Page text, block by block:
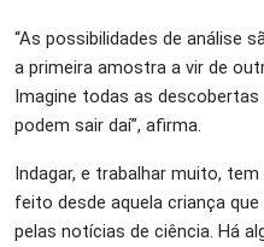
“As possibilidades de análise
a primeira amostra a vir de
Imagine todas as
podem sair daí”, afirma.
Indagar, e trabalhar muito,
feito desde aquela criança
pelas notícias de ciência. Há